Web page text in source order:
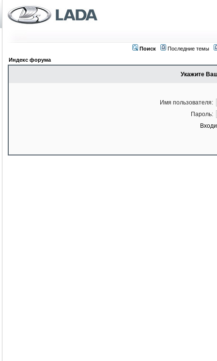
Поиск
Последние темы
Индекс форума
Укажите
Имя пользователя:
Пароль: